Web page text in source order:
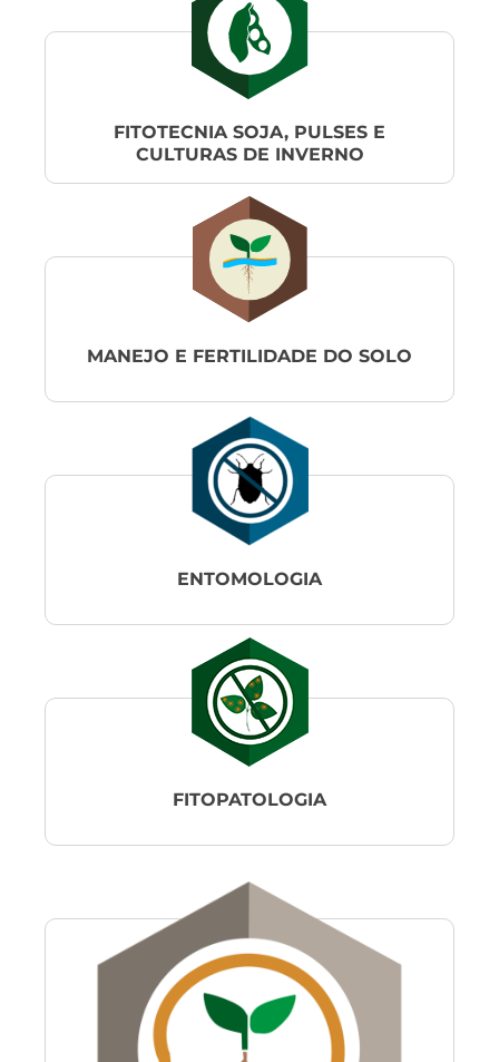
FITOTECNIA SOJA, PULSES E
CULTURAS DE INVERNO
MANEJO E FERTILIDADE DO SOLO
ENTOMOLOGIA
FITOPATOLOGIA